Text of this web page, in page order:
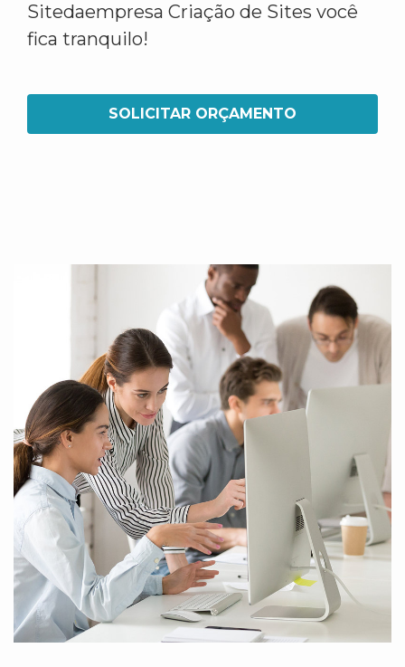
Sitedaempresa Criação de Sites você
fica tranquilo!
SOLICITAR ORÇAMENTO